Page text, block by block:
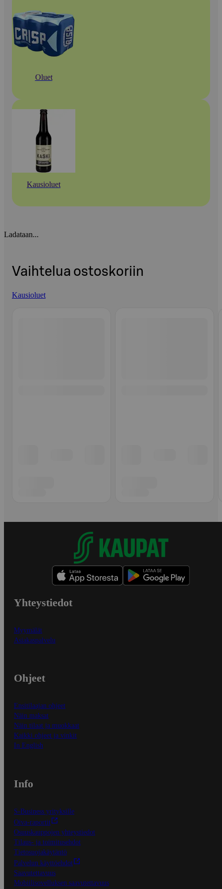
Oluet
Kausioluet
Ladataan...
Vaihtelua ostoskoriin
Kausioluet
Yhteystiedot
Myymälät
Asiakaspalvelu
Ohjeet
Ensitilaajan ohjeet
Näin maksat
Näin tilaat ja muokkaat
Kaikki ohjeet ja vinkit
In English
Info
S-Business yrityksille
Oiva-raportit
Osuuskauppojen yhteystiedot
Tilaus- ja toimitusehdot
Tietosuojakäytäntö
Palvelun käyttöehdot
Saavutettavuus
Mobiilisovelluksen saavutettavuus